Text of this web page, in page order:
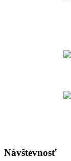
Návštevnosť